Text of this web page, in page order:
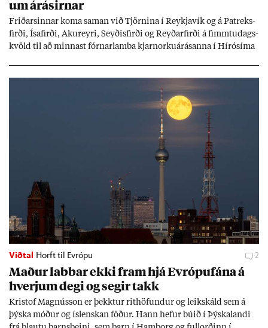
um árás­irn­ar
Frið­arsinn­ar koma sam­an við Tjörn­ina í Reykja­vík og á Pat­reks­
firði, Ísa­firði, Ak­ur­eyri, Seyð­is­firði og Reyð­ar­firði á fimmtu­dags­
kvöld til að minn­ast fórn­ar­lamba kjarn­orku­árás­anna í Hírósíma
Viðtal Horft til Evrópu 2
Mað­ur labb­ar ekki fram hjá Evr­ópuf­ána á
hverj­um degi og seg­ir takk
Kri­stof Magnús­son er þekkt­ur rit­höf­und­ur og leik­skáld sem á
þýska móð­ur og ís­lensk­an föð­ur. Hann hef­ur bú­ið í Þýskalandi